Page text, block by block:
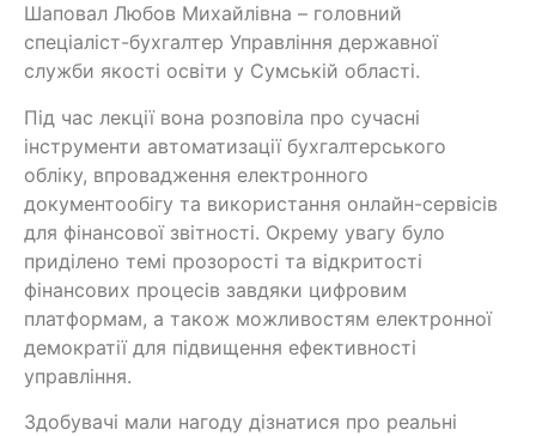
Шаповал Любов Михайлівна – головний
спеціаліст-бухгалтер Управління державної
служби якості освіти у Сумській області.
Під час лекції вона розповіла про сучасні
інструменти автоматизації бухгалтерського
обліку, впровадження електронного
документообігу та використання онлайн-сервісів
для фінансової звітності. Окрему увагу було
приділено темі прозорості та відкритості
фінансових процесів завдяки цифровим
платформам, а також можливостям електронної
демократії для підвищення ефективності
управління.
Здобувачі мали нагоду дізнатися про реальні